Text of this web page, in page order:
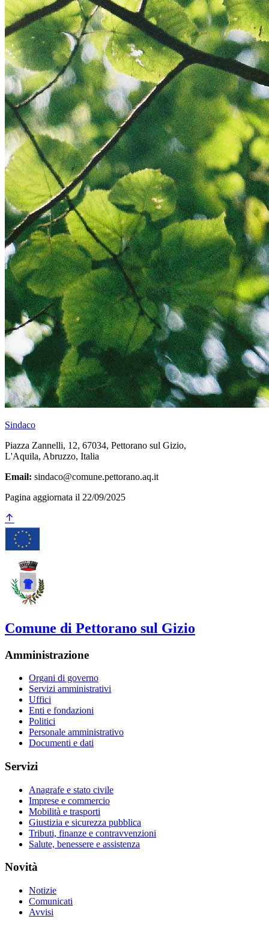
Sindaco
Piazza Zannelli, 12, 67034, Pettorano sul Gizio,
L'Aquila, Abruzzo, Italia
Email: sindaco@comune.pettorano.aq.it
Pagina aggiornata il 22/09/2025
Comune di Pettorano sul Gizio
Amministrazione
Organi di governo
Servizi amministrativi
Uffici
Enti e fondazioni
Politici
Personale amministrativo
Documenti e dati
Servizi
Anagrafe e stato civile
Imprese e commercio
Mobilità e trasporti
Giustizia e sicurezza pubblica
Tributi, finanze e contravvenzioni
Salute, benessere e assistenza
Novità
Notizie
Comunicati
Avvisi